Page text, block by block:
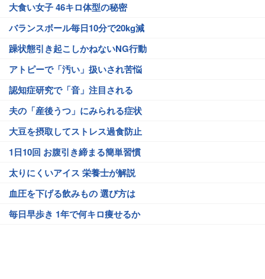
大食い女子 46キロ体型の秘密
バランスボール毎日10分で20kg減
躁状態引き起こしかねないNG行動
アトピーで「汚い」扱いされ苦悩
認知症研究で「音」注目される
夫の「産後うつ」にみられる症状
大豆を摂取してストレス過食防止
1日10回 お腹引き締まる簡単習慣
太りにくいアイス 栄養士が解説
血圧を下げる飲みもの 選び方は
毎日早歩き 1年で何キロ痩せるか